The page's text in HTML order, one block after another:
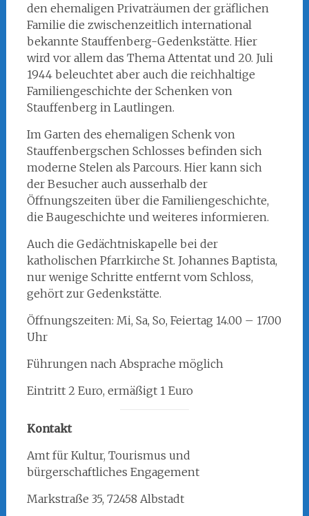
den ehemaligen Privaträumen der gräflichen
Familie die zwischenzeitlich international
bekannte Stauffenberg-Gedenkstätte. Hier
wird vor allem das Thema Attentat und 20. Juli
1944 beleuchtet aber auch die reichhaltige
Familiengeschichte der Schenken von
Stauffenberg in Lautlingen.
Im Garten des ehemaligen Schenk von
Stauffenbergschen Schlosses befinden sich
moderne Stelen als Parcours. Hier kann sich
der Besucher auch ausserhalb der
Öffnungszeiten über die Familiengeschichte,
die Baugeschichte und weiteres informieren.
Auch die Gedächtniskapelle bei der
katholischen Pfarrkirche St. Johannes Baptista,
nur wenige Schritte entfernt vom Schloss,
gehört zur Gedenkstätte.
Öffnungszeiten: Mi, Sa, So, Feiertag 14.00 – 17.00
Uhr
Führungen nach Absprache möglich
Eintritt 2 Euro, ermäßigt 1 Euro
Kontakt
Amt für Kultur, Tourismus und
bürgerschaftliches Engagement
Markstraße 35, 72458 Albstadt